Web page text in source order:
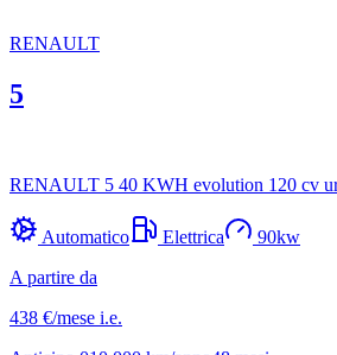
RENAULT
5
RENAULT 5 40 KWH evolution 120 cv
Automatico Elettrica 90kw
A partire da
438 €/mese i.e.